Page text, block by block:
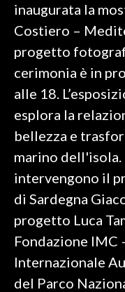
ALTRI SPORT
CULTURA
SPETTACOLI
GOSSIP
SALUTE
SARDEGNA TURISMO
SARDI NEL MONDO
NOTIZIE
EVENTI
inaugurata la
Costiero –
progetto
cerimonia è in
alle 18.
esplora la
bellezza e
marino
intervengono il
di Sardegna
progetto Luca
Fondazione IMC
Internazionale
del Parco